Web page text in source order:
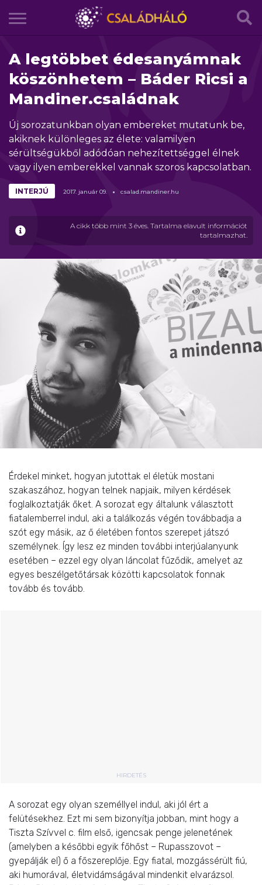
A legtöbbet édesanyámnak
köszönhetem – Báder Ricsi a
Mandiner.családnak
Új sorozatunkban olyan embereket mutatunk be,
akiknek különleges az élete: valamilyen
sérültségükből adódóan nehezítettséggel élnek
vagy ilyen emberekkel vannak szoros kapcsolatban.
A cikk több mint 3 éves. Tartalma elavult információt
tartalmazhat.
INTERJÚ 2017. január 09. csalad.mandiner.hu
Érdekel minket, hogyan jutottak el életük mostani
szakaszához, hogyan telnek napjaik, milyen kérdések
foglalkoztatják őket. A sorozat egy általunk választott
fiatalemberrel indul, aki a találkozás végén továbbadja a
szót egy másik, az ő életében fontos szerepet játszó
személynek. Így lesz ez minden további interjúalanyunk
esetében – ezzel egy olyan láncolat fűződik, amelyet az
egyes beszélgetőtársak közötti kapcsolatok fonnak
tovább és tovább.
HIRDETÉS
A sorozat egy olyan személlyel indul, aki jól ért a
felütésekhez. Ezt mi sem bizonyítja jobban, mint hogy a
Tiszta Szívvel c. film első, igencsak penge jelenetének
(amelyben a későbbi egyik főhőst – Rupasszovot –
gyepálják el) ő a főszereplője. Egy fiatal, mozgássérült fiú,
aki humorával, életvidámságával mindenkit elvarázsol.